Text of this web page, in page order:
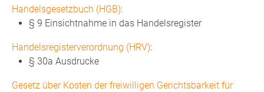
Handelsgesetzbuch (HGB):
§ 9 Einsichtnahme in das Handelsregister
Handelsregisterverordnung (HRV):
§ 30a Ausdrucke
Gesetz über Kosten der freiwilligen Gerichtsbarkeit für